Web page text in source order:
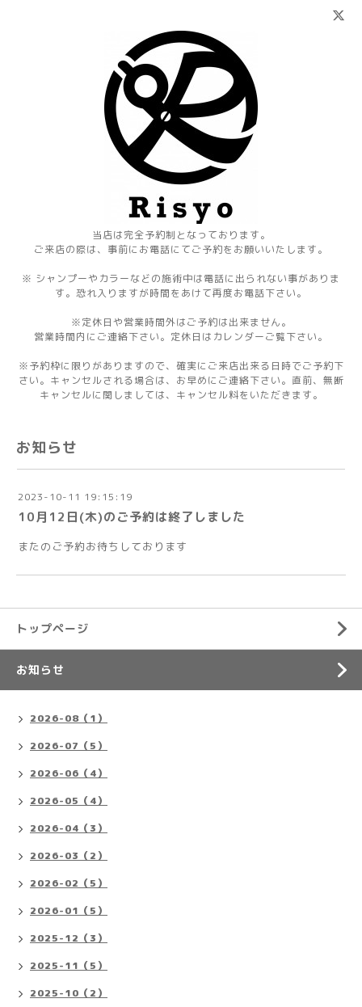
当店は完全予約制となっております。
ご来店の際は、事前にお電話にてご予約をお願いいたします。
※ シャンプーやカラーなどの施術中は電話に出られない事がありま
す。恐れ入りますが時間をあけて再度お電話下さい。
※定休日や営業時間外はご予約は出来ません。
営業時間内にご連絡下さい。定休日はカレンダーご覧下さい。
※予約枠に限りがありますので、確実にご来店出来る日時でご予約下
さい。キャンセルされる場合は、お早めにご連絡下さい。直前、無断
キャンセルに関しましては、キャンセル料をいただきます。
お知らせ
2023-10-11 19:15:19
10月12日(木)のご予約は終了しました
またのご予約お待ちしております
トップページ
お知らせ
2026-08（1）
2026-07（5）
2026-06（4）
2026-05（4）
2026-04（3）
2026-03（2）
2026-02（5）
2026-01（5）
2025-12（3）
2025-11（5）
2025-10（2）